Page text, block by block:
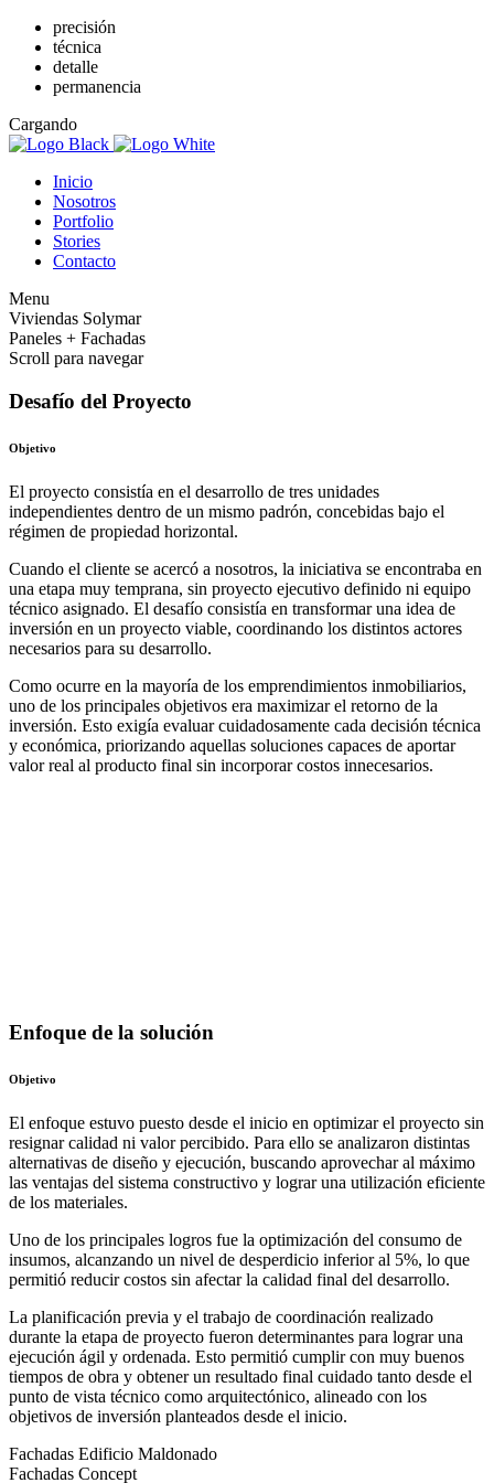
precisión
técnica
detalle
permanencia
Cargando
Inicio
Nosotros
Portfolio
Stories
Contacto
Menu
Viviendas Solymar
Paneles + Fachadas
Scroll para navegar
Desafío del Proyecto
Objetivo
El proyecto consistía en el desarrollo de tres unidades
independientes dentro de un mismo padrón, concebidas bajo el
régimen de propiedad horizontal.
Cuando el cliente se acercó a nosotros, la iniciativa se encontraba en
una etapa muy temprana, sin proyecto ejecutivo definido ni equipo
técnico asignado. El desafío consistía en transformar una idea de
inversión en un proyecto viable, coordinando los distintos actores
necesarios para su desarrollo.
Como ocurre en la mayoría de los emprendimientos inmobiliarios,
uno de los principales objetivos era maximizar el retorno de la
inversión. Esto exigía evaluar cuidadosamente cada decisión técnica
y económica, priorizando aquellas soluciones capaces de aportar
valor real al producto final sin incorporar costos innecesarios.
Enfoque de la solución
Objetivo
El enfoque estuvo puesto desde el inicio en optimizar el proyecto sin
resignar calidad ni valor percibido. Para ello se analizaron distintas
alternativas de diseño y ejecución, buscando aprovechar al máximo
las ventajas del sistema constructivo y lograr una utilización eficiente
de los materiales.
Uno de los principales logros fue la optimización del consumo de
insumos, alcanzando un nivel de desperdicio inferior al 5%, lo que
permitió reducir costos sin afectar la calidad final del desarrollo.
La planificación previa y el trabajo de coordinación realizado
durante la etapa de proyecto fueron determinantes para lograr una
ejecución ágil y ordenada. Esto permitió cumplir con muy buenos
tiempos de obra y obtener un resultado final cuidado tanto desde el
punto de vista técnico como arquitectónico, alineado con los
objetivos de inversión planteados desde el inicio.
Fachadas Edificio Maldonado
Fachadas Concept